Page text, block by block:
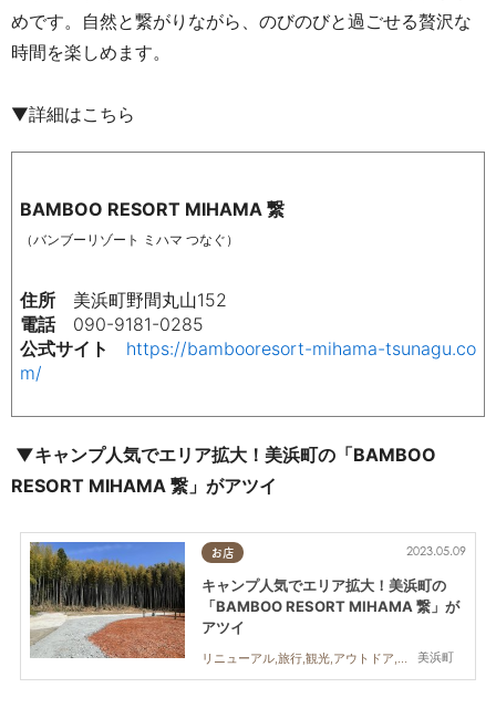
めです。自然と繋がりながら、のびのびと過ごせる贅沢な
時間を楽しめます。
▼詳細はこちら
BAMBOO RESORT MIHAMA 繋
（バンブーリゾート ミハマ つなぐ）
住所美浜町野間丸山152
電話090-9181-0285
公式サイト https://bambooresort-mihama-tsunagu.co
m/
▼キャンプ人気でエリア拡大！美浜町の「BAMBOO
RESORT MIHAMA 繋」がアツイ
お店
美浜町
2023.05.09
キャンプ人気でエリア拡大！美浜町の
「BAMBOO RESORT MIHAMA 繋」が
アツイ
リニューアル,旅行,観光,アウトドア,自然,家族,カップル